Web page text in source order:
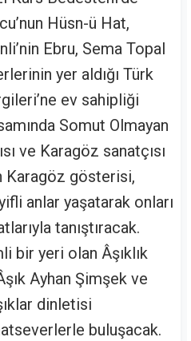
Hüsn-ü Hat,
Ebru, Sema Topal
yer aldığı Türk
ev sahipliği
Somut Olmayan
ve Karagöz sanatçısı
Karagöz gösterisi,
anlar yaşatarak onları
tanıştıracak.
bir yeri olan Âşıklık
Ayhan Şimşek ve
dinletisi
buluşacak.